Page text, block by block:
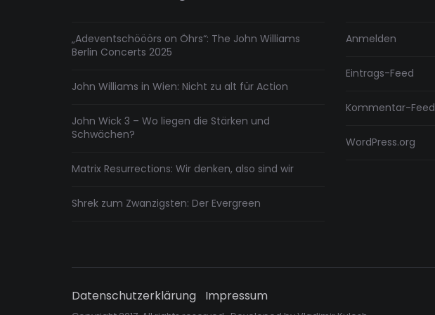
„Adeventschööörs on Öhrs“: The John Williams
Berlin Concerts 2025
John Williams in Wien: Nicht zu alt für Action
John Wick 3 – Wo liegen die Stärken und
Schwächen?
Matrix Resurrections: Wir denken, also sind wir
Shrek zum Zwanzigsten: Der Evergreen
Anmelden
Eintrags-Feed
Kommentar-Feed
WordPress.org
Datenschutzerklärung Impressum